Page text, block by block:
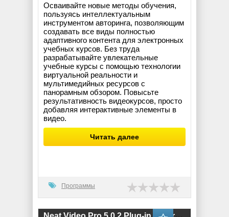
Осваивайте новые методы обучения,
пользуясь интеллектуальным
инструментом авторинга, позволяющим
создавать все виды полностью
адаптивного контента для электронных
учебных курсов. Без труда
разрабатывайте увлекательные
учебные курсы с помощью технологии
виртуальной реальности и
мультимедийных ресурсов с
панорамным обзором. Повысьте
результативность видеокурсов, просто
добавляя интерактивные элементы в
видео.
Читать далее
Программы